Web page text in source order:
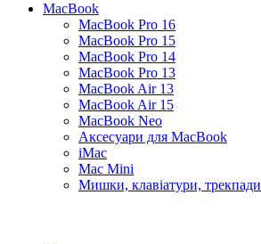
MacBook
MacBook Pro 16
MacBook Pro 15
MacBook Pro 14
MacBook Pro 13
MacBook Air 13
MacBook Air 15
MacBook Neo
Аксесуари для MacBook
iMac
Mac Mini
Мишки, клавіатури, трекпади